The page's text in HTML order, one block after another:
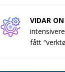
VIDAR ON
fått